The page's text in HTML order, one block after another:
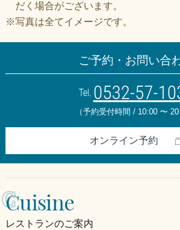
だく場合がございます。
※写真は全てイメージです。
ご予約・お問い合
Tel. 0532-57-
（予約受付時間 / 10:00 〜
オンライン予約
C
Cuisine
レストランのご案内